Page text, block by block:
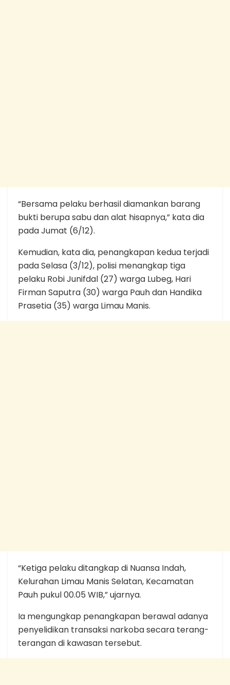
“Bersama pelaku berhasil diamankan barang
bukti berupa sabu dan alat hisapnya,” kata dia
pada Jumat (6/12).
Kemudian, kata dia, penangkapan kedua terjadi
pada Selasa (3/12), polisi menangkap tiga
pelaku Robi Junifdal (27) warga Lubeg, Hari
Firman Saputra (30) warga Pauh dan Handika
Prasetia (35) warga Limau Manis.
“Ketiga pelaku ditangkap di Nuansa Indah,
Kelurahan Limau Manis Selatan, Kecamatan
Pauh pukul 00.05 WIB,” ujarnya.
Ia mengungkap penangkapan berawal adanya
penyelidikan transaksi narkoba secara terang-
terangan di kawasan tersebut.